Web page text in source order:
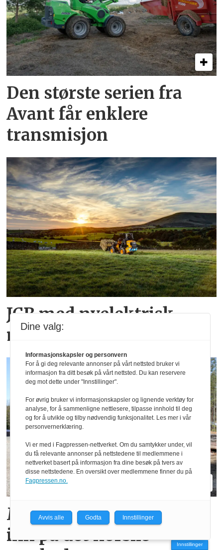
Den største serien fra
Avant får enklere
transmisjon
JCB med nyelektrisk
minilaster
Minilasteren Relly ruller
inn på det norske
Innstillinger
Dine valg:
Informasjonskapsler og personvern
For å gi deg relevante annonser på vårt nettsted bruker vi
informasjon fra ditt besøk på vårt nettsted. Du kan reservere
deg mot dette under "Innstillinger".
For øvrig bruker vi informasjonskapsler og lignende verktøy for
analyse, for å sammenligne nettlesere, tilpasse innhold til deg
og for å utvikle og tilby nødvendig funksjonalitet. Les mer i vår
personvernerklæring.
Vi er med i Fagpressen-nettverket. Om du samtykker under, vil
du få relevante annonser på nettstedene til medlemmene i
nettverket basert på informasjon fra dine besøk på tvers av
disse nettstedene. En oversikt over medlemmene finner du på
Fagpressen.no.
Avvis alle Godta Innstillinger